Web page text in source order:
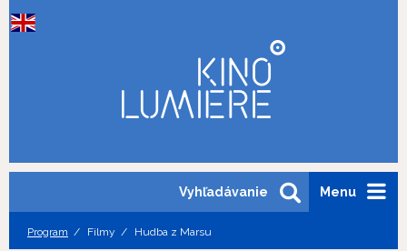
Menu
Vyhľadávanie
Program Filmy Hudba z Marsu